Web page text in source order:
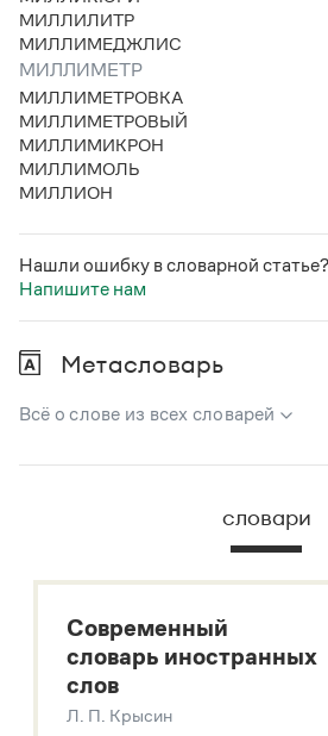
МИЛЛИЛИТР
МИЛЛИМЕДЖЛИС
МИЛЛИМЕТР
МИЛЛИМЕТРОВКА
МИЛЛИМЕТРОВЫЙ
МИЛЛИМИКРОН
МИЛЛИМОЛЬ
МИЛЛИОН
Нашли ошибку в словарной статье?
Напишите нам
Метасловарь
Всё о слове из всех словарей
В метасловаре Грамоты в удобном
Русский орфографический словарь
Большой толковый словарь русских
Современный словарь иностранных
Звук – технология синтеза
словари
Современный
словарь иностранных
слов
Л. П. Крысин